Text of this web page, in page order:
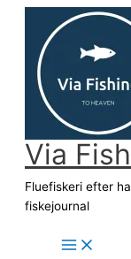
indholdet
Via
Fluefiskeri efter
fiskejournal